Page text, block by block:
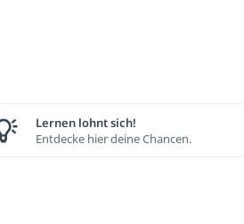
Lernen lohnt sich!
Entdecke hier deine Chancen.